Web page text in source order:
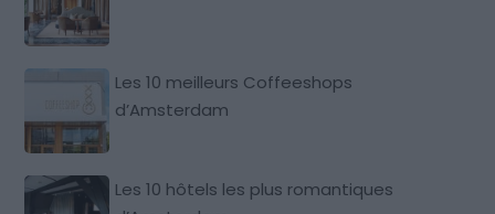
Les 10 meilleurs Coffeeshops
d’Amsterdam
Les 10 hôtels les plus romantiques